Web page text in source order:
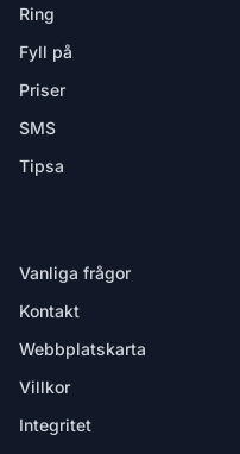
Ring
Fyll på
Priser
SMS
Tipsa
Vanliga frågor
Kontakt
Webbplatskarta
Villkor
Integritet